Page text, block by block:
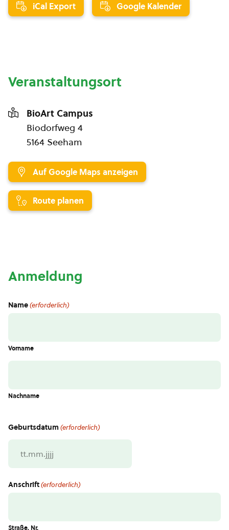
iCal Export Google Kalender
Veranstaltungsort
BioArt Campus
Biodorfweg 4
5164 Seeham
Auf Google Maps anzeigen
Route planen
Anmeldung
Name(erforderlich)
Vorname
Nachname
Geburtsdatum (erforderlich)
MM
Anschrift(erforderlich)
Straße, Nr.